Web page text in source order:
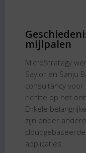
mijlpalen
MicroStrategy
Saylor en Sanju
consultancy
richtte op het
Enkele
zijn onder
applicaties.